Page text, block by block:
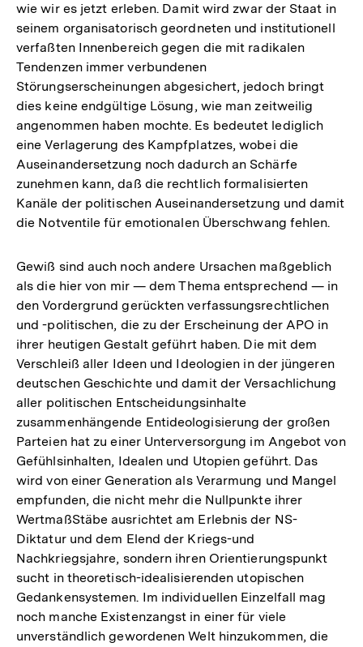
wie wir es jetzt erleben. Damit wird zwar der Staat in
seinem organisatorisch geordneten und institutionell
verfaßten Innenbereich gegen die mit radikalen
Tendenzen immer verbundenen
Störungserscheinungen abgesichert, jedoch bringt
dies keine endgültige Lösung, wie man zeitweilig
angenommen haben mochte. Es bedeutet lediglich
eine Verlagerung des Kampfplatzes, wobei die
Auseinandersetzung noch dadurch an Schärfe
zunehmen kann, daß die rechtlich formalisierten
Kanäle der politischen Auseinandersetzung und damit
die Notventile für emotionalen Überschwang fehlen.
Gewiß sind auch noch andere Ursachen maßgeblich
als die hier von mir — dem Thema entsprechend — in
den Vordergrund gerückten verfassungsrechtlichen
und -politischen, die zu der Erscheinung der APO in
ihrer heutigen Gestalt geführt haben. Die mit dem
Verschleiß aller Ideen und Ideologien in der jüngeren
deutschen Geschichte und damit der Versachlichung
aller politischen Entscheidungsinhalte
zusammenhängende Entideologisierung der großen
Parteien hat zu einer Unterversorgung im Angebot von
Gefühlsinhalten, Idealen und Utopien geführt. Das
wird von einer Generation als Verarmung und Mangel
empfunden, die nicht mehr die Nullpunkte ihrer
WertmaßStäbe ausrichtet am Erlebnis der NS-
Diktatur und dem Elend der Kriegs-und
Nachkriegsjahre, sondern ihren Orientierungspunkt
sucht in theoretisch-idealisierenden utopischen
Gedankensystemen. Im individuellen Einzelfall mag
noch manche Existenzangst in einer für viele
unverständlich gewordenen Welt hinzukommen, die